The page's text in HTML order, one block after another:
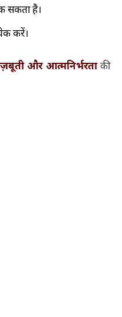
सकता है।
करें।
और आत्मनिर्भरताकी